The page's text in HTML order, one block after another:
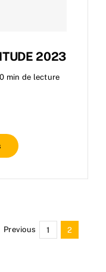
2023
0 min de lecture
Previous 1 2